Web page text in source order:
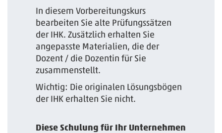
In diesem Vorbereitungskurs
bearbeiten Sie alte Prüfungssätzen
der IHK. Zusätzlich erhalten Sie
angepasste Materialien, die der
Dozent / die Dozentin für Sie
zusammenstellt.
Wichtig: Die originalen Lösungsbögen
der IHK erhalten Sie nicht.
Diese Schulung für Ihr Unternehmen